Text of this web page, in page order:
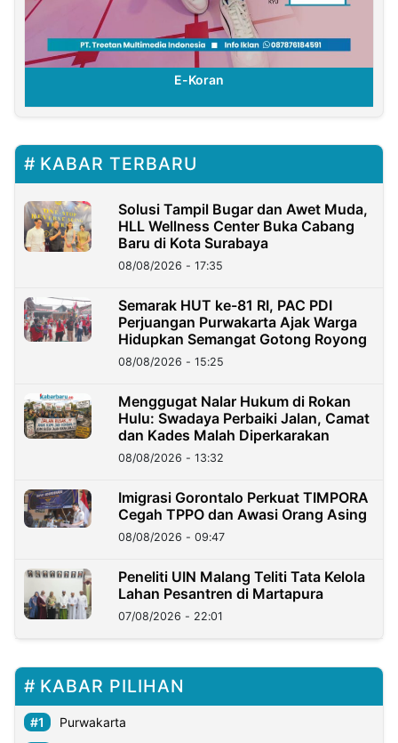
E-Koran
KABAR TERBARU
Solusi Tampil Bugar dan Awet Muda,
HLL Wellness Center Buka Cabang
Baru di Kota Surabaya
08/08/2026 - 17:35
Semarak HUT ke-81 RI, PAC PDI
Perjuangan Purwakarta Ajak Warga
Hidupkan Semangat Gotong Royong
08/08/2026 - 15:25
Menggugat Nalar Hukum di Rokan
Hulu: Swadaya Perbaiki Jalan, Camat
dan Kades Malah Diperkarakan
08/08/2026 - 13:32
Imigrasi Gorontalo Perkuat TIMPORA
Cegah TPPO dan Awasi Orang Asing
08/08/2026 - 09:47
Peneliti UIN Malang Teliti Tata Kelola
Lahan Pesantren di Martapura
07/08/2026 - 22:01
KABAR PILIHAN
Purwakarta